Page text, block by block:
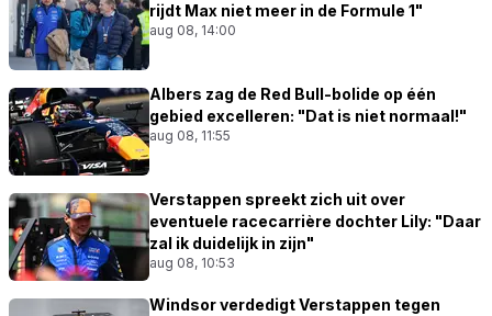
rijdt Max niet meer in de Formule 1"
aug 08, 14:00
Albers zag de Red Bull-bolide op één
gebied excelleren: "Dat is niet normaal!"
aug 08, 11:55
Verstappen spreekt zich uit over
eventuele racecarrière dochter Lily: "Daar
zal ik duidelijk in zijn"
aug 08, 10:53
Windsor verdedigt Verstappen tegen